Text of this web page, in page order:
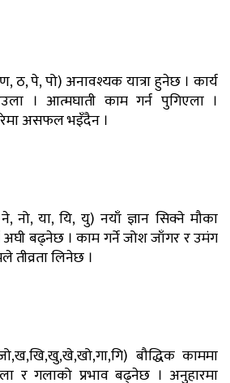
ठ, पे, पो) अनावश्यक यात्रा हुनेछ । कार्य
। आत्मघाती काम गर्न पुगिएला ।
असफल भइँदैन ।
नो, या, यि, यु) नयाँ ज्ञान सिक्ने मौका
बढ्नेछ । काम गर्ने जोश जाँगर र उमंग
तीव्रता लिनेछ ।
बौद्धिक काममा
र गलाको प्रभाव बढ्नेछ । अनुहारमा